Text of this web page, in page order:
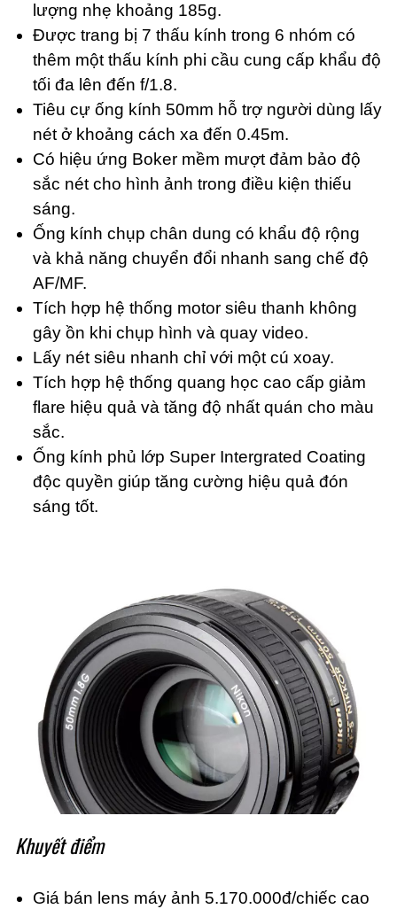
lượng nhẹ khoảng 185g.
Được trang bị 7 thấu kính trong 6 nhóm có
thêm một thấu kính phi cầu cung cấp khẩu độ
tối đa lên đến f/1.8.
Tiêu cự ống kính 50mm hỗ trợ người dùng lấy
nét ở khoảng cách xa đến 0.45m.
Có hiệu ứng Boker mềm mượt đảm bảo độ
sắc nét cho hình ảnh trong điều kiện thiếu
sáng.
Ống kính chụp chân dung có khẩu độ rộng
và khả năng chuyển đổi nhanh sang chế độ
AF/MF.
Tích hợp hệ thống motor siêu thanh không
gây ồn khi chụp hình và quay video.
Lấy nét siêu nhanh chỉ với một cú xoay.
Tích hợp hệ thống quang học cao cấp giảm
flare hiệu quả và tăng độ nhất quán cho màu
sắc.
Ống kính phủ lớp Super Intergrated Coating
độc quyền giúp tăng cường hiệu quả đón
sáng tốt.
Khuyết điểm
Giá bán lens máy ảnh 5.170.000đ/chiếc cao